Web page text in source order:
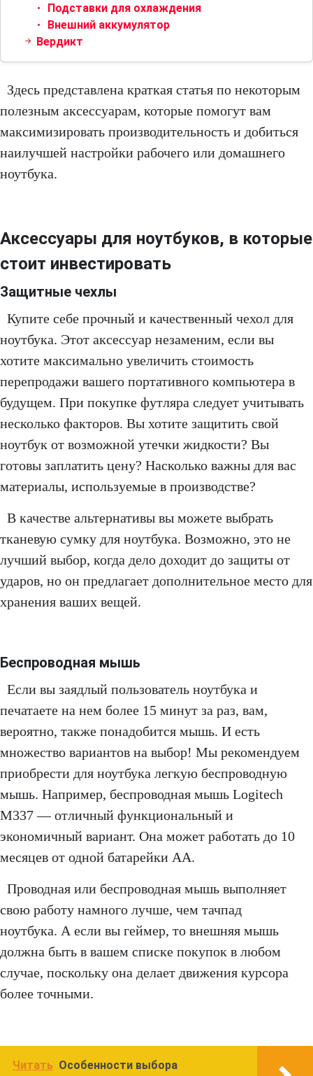
Подставки для охлаждения
Внешний аккумулятор
Вердикт
Здесь представлена краткая статья по некоторым
полезным аксессуарам, которые помогут вам
максимизировать производительность и добиться
наилучшей настройки рабочего или домашнего
ноутбука.
Аксессуары для ноутбуков, в которые
стоит инвестировать
Защитные чехлы
Купите себе прочный и качественный чехол для
ноутбука. Этот аксессуар незаменим, если вы
хотите максимально увеличить стоимость
перепродажи вашего портативного компьютера в
будущем. При покупке футляра следует учитывать
несколько факторов. Вы хотите защитить свой
ноутбук от возможной утечки жидкости? Вы
готовы заплатить цену? Насколько важны для вас
материалы, используемые в производстве?
В качестве альтернативы вы можете выбрать
тканевую сумку для ноутбука. Возможно, это не
лучший выбор, когда дело доходит до защиты от
ударов, но он предлагает дополнительное место для
хранения ваших вещей.
Беспроводная мышь
Если вы заядлый пользователь ноутбука и
печатаете на нем более 15 минут за раз, вам,
вероятно, также понадобится мышь. И есть
множество вариантов на выбор! Мы рекомендуем
приобрести для ноутбука легкую беспроводную
мышь. Например, беспроводная мышь Logitech
M337 — отличный функциональный и
экономичный вариант. Она может работать до 10
месяцев от одной батарейки AA.
Проводная или беспроводная мышь выполняет
свою работу намного лучше, чем тачпад
ноутбука. А если вы геймер, то внешняя мышь
должна быть в вашем списке покупок в любом
случае, поскольку она делает движения курсора
более точными.
Читать Особенности выбора